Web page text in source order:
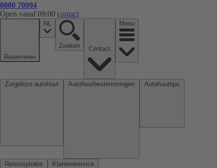
0800 70094
Open vanaf 09:00 contact
Reserveren
NL
Zoeken
Menu